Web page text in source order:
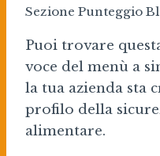
Sezione Punteggio
Puoi trovare
voce del menù a
la tua azienda sta
profilo della
alimentare.